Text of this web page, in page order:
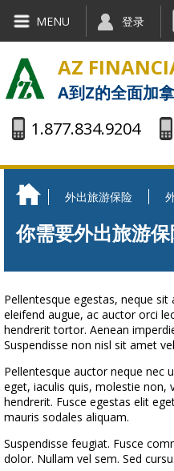
Skip to main content
MENU
登录
AZ
A到Z的全面加
1.877.834.9204
You are here
外出旅游保险
你需要外出旅游保
Pellentesque egestas, neque
eleifend augue, ac auctor orci
hendrerit tortor. Aenean
Suspendisse non nisl sit amet
Pellentesque auctor neque nec
eget, iaculis quis, molestie non,
hendrerit. Fusce egestas elit
mauris sodales aliquam.
Suspendisse feugiat. Fusce
dolor. Nullam vel sem. Sed